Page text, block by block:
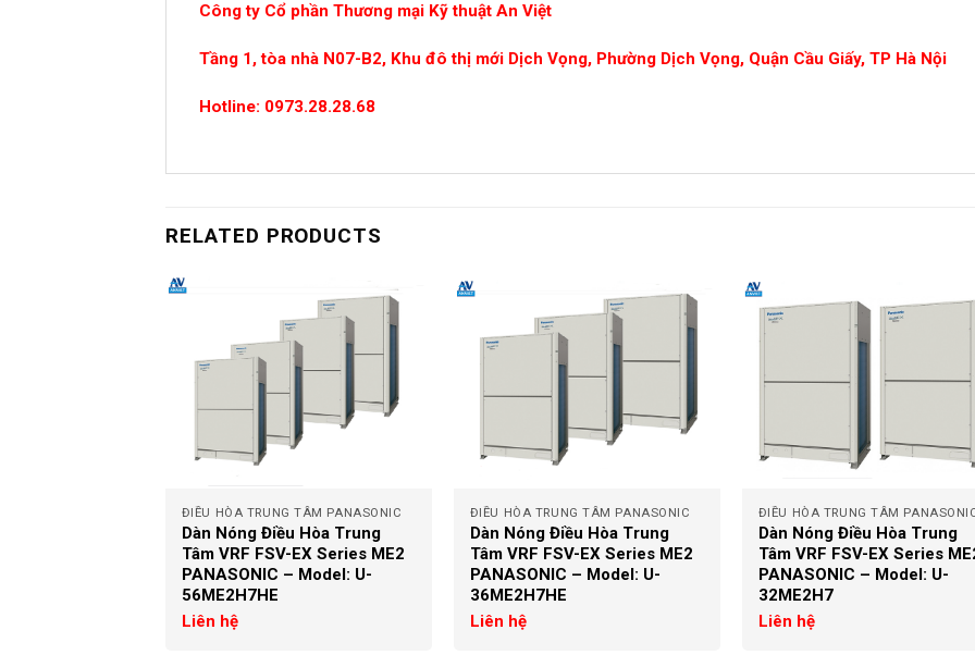
Công ty Cổ phần Thương mại Kỹ thuật An Việt
Tầng 1, tòa nhà N07-B2, Khu đô thị mới Dịch Vọng, Phường Dịch Vọng, Quận Cầu Giấy, TP Hà Nội
Hotline: 0973.28.28.68
RELATED PRODUCTS
ĐIỀU HÒA TRUNG TÂM PANASONIC
Dàn Nóng Điều Hòa Trung
Tâm VRF FSV-EX Series ME2
PANASONIC – Model: U-
56ME2H7HE
Liên hệ
ĐIỀU HÒA TRUNG TÂM PANASONIC
Dàn Nóng Điều Hòa Trung
Tâm VRF FSV-EX Series ME2
PANASONIC – Model: U-
36ME2H7HE
Liên hệ
ĐIỀU HÒA TRUNG TÂM
Dàn Nóng Điều Hòa Trung
Tâm VRF FSV-EX Series
PANASONIC – Model: U-
32ME2H7
Liên hệ